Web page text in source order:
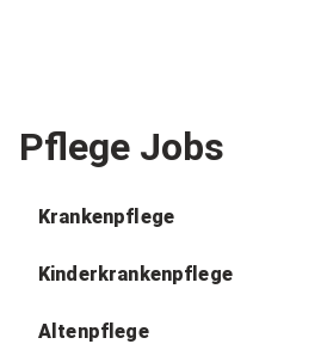
Pflege Jobs
Krankenpflege
Kinderkrankenpflege
Altenpflege